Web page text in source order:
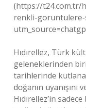
(https://t24.com.tr/
renkli-goruntulere-
Hıdırellez, Türk
geleneklerinden
tarihlerinde
doğanın
Hıdırellez’in